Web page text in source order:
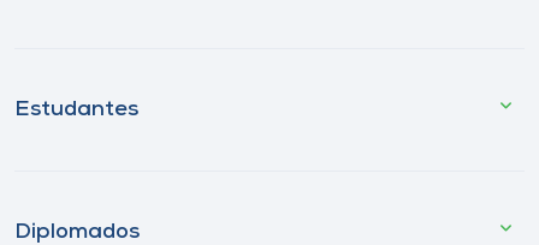
Estudantes
Diplomados